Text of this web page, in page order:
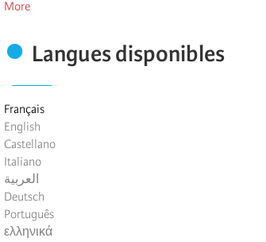
More
Langues disponibles
Français
English
Castellano
Italiano
العربية
Deutsch
Português
ελληνικά